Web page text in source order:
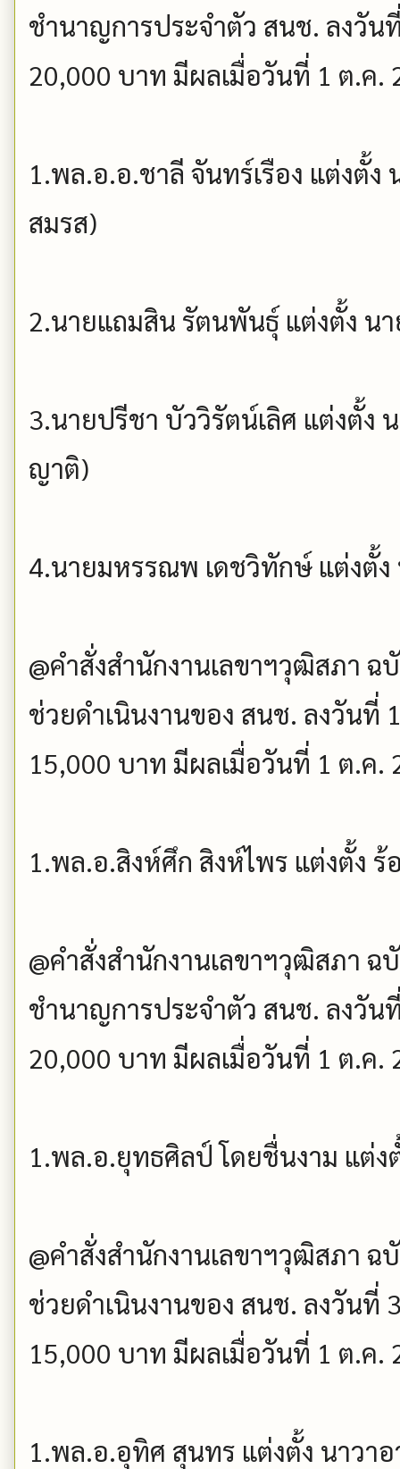
ชำนาญการประจำตัว สนช. ลงวัน
20,000 บาท มีผลเมื่อวันที่ 1 ต.ค.
1.พล.อ.อ.ชาลี จันทร์เรือง แต่งตั้ง
สมรส)
2.นายแถมสิน รัตนพันธุ์ แต่งตั้ง น
3.นายปรีชา บัววิรัตน์เลิศ แต่งตั้ง
ญาติ)
4.นายมหรรณพ เดชวิทักษ์ แต่งตั้
@คำสั่งสำนักงานเลขาฯวุฒิสภา
ช่วยดำเนินงานของ สนช. ลงวันที่
15,000 บาท มีผลเมื่อวันที่ 1 ต.ค.
1.พล.อ.สิงห์ศึก สิงห์ไพร แต่งตั้ง
@คำสั่งสำนักงานเลขาฯวุฒิสภา
ชำนาญการประจำตัว สนช. ลงวัน
20,000 บาท มีผลเมื่อวันที่ 1 ต.ค.
1.พล.อ.ยุทธศิลป์ โดยชื่นงาม แต่
@คำสั่งสำนักงานเลขาฯวุฒิสภา
ช่วยดำเนินงานของ สนช. ลงวันที่
15,000 บาท มีผลเมื่อวันที่ 1 ต.ค.
1.พล.อ.อุทิศ สุนทร แต่งตั้ง นาวา